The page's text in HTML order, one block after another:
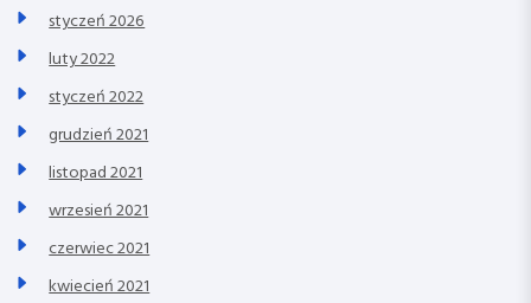
styczeń 2026
luty 2022
styczeń 2022
grudzień 2021
listopad 2021
wrzesień 2021
czerwiec 2021
kwiecień 2021